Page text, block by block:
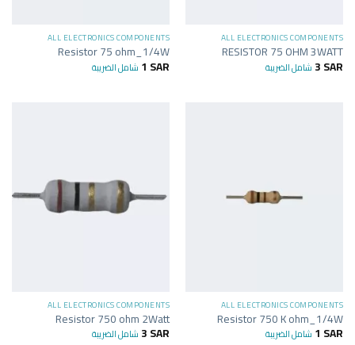
ALL ELECTRONICS COMPONENTS
RESISTOR 75 OHM 3WATT
3SAR شامل الضريبة
ALL ELECTRONICS COMPONENTS
Resistor 75 ohm_1/4W
1 SAR شامل الضريبة
ALL ELECTRONICS COMPONENTS
Resistor 750 K ohm_1/4W
1 SAR شامل الضريبة
ALL ELECTRONICS COMPONENTS
Resistor 750 ohm 2Watt
3SAR شامل الضريبة